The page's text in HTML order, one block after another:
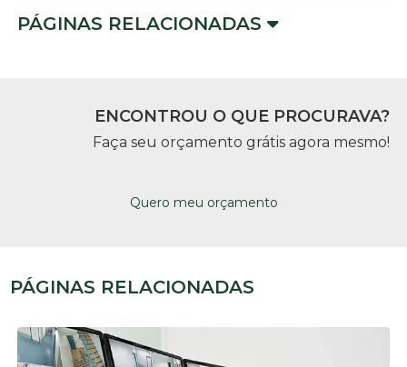
PÁGINAS RELACIONADAS
ENCONTROU O QUE PROCURAVA?
Faça seu orçamento grátis agora mesmo!
Quero meu orçamento
PÁGINAS RELACIONADAS